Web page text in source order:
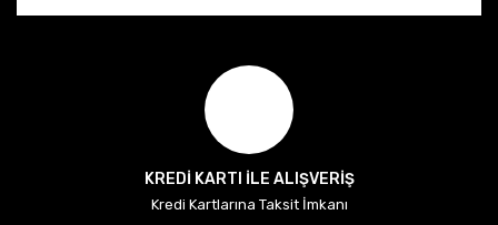
KREDİ KARTI İLE ALIŞVERİŞ
Kredi Kartlarına Taksit İmkanı